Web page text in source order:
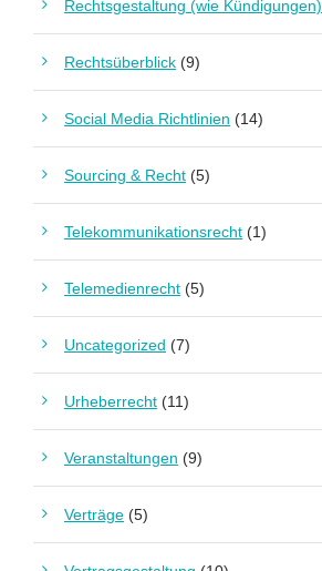
Rechtsgestaltung (wie Kündigungen)
Rechtsüberblick (9)
Social Media Richtlinien (14)
Sourcing & Recht (5)
Telekommunikationsrecht (1)
Telemedienrecht (5)
Uncategorized (7)
Urheberrecht (11)
Veranstaltungen (9)
Verträge (5)